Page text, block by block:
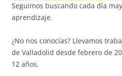
Seguimos buscando cada día
aprendizaje.
¿No nos conocías? Llevamos
de Valladolid desde febrero de
12 años.